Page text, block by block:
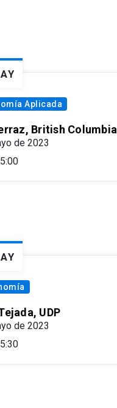
Aplicada
British Columbia
de 2023
UDP
de 2023